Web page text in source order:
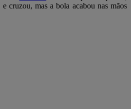
cruzou, mas a bola acabou nas mãos